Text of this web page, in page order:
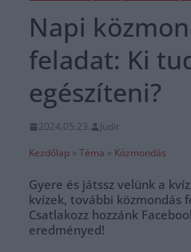
Napi
feladat: Ki
egészíteni?
2024.05.23.
Judit
Kezdőlap » Téma » Közmondás
Gyere és játssz velünk a
kvízek, további közmondás
Csatlakozz hozzánk
eredményed!